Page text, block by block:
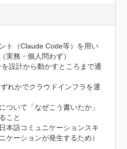
ト（Claude Code等）を用い
実務・個人問わず）
設計から動かすところまで通
れかでクラウドインフラを運
ついて「なぜこう書いたか」
こと
本語コミュニケーションスキ
ケーションが発生するため）